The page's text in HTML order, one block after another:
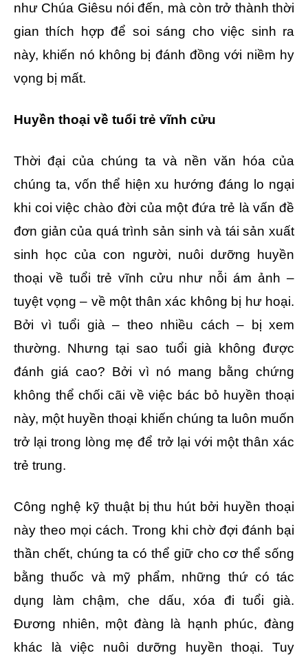
như Chúa Giêsu nói đến, mà còn trở thành thời
gian thích hợp để soi sáng cho việc sinh ra
này, khiến nó không bị đánh đồng với niềm hy
vọng bị mất.
Huyền thoại về tuổi trẻ vĩnh cửu
Thời đại của chúng ta và nền văn hóa của
chúng ta, vốn thể hiện xu hướng đáng lo ngại
khi coi việc chào đời của một đứa trẻ là vấn đề
đơn giản của quá trình sản sinh và tái sản xuất
sinh học của con người, nuôi dưỡng huyền
thoại về tuổi trẻ vĩnh cửu như nỗi ám ảnh –
tuyệt vọng – về một thân xác không bị hư hoại.
Bởi vì tuổi già – theo nhiều cách – bị xem
thường. Nhưng tại sao tuổi già không được
đánh giá cao? Bởi vì nó mang bằng chứng
không thể chối cãi về việc bác bỏ huyền thoại
này, một huyền thoại khiến chúng ta luôn muốn
trở lại trong lòng mẹ để trở lại với một thân xác
trẻ trung.
Công nghệ kỹ thuật bị thu hút bởi huyền thoại
này theo mọi cách. Trong khi chờ đợi đánh bại
thần chết, chúng ta có thể giữ cho cơ thể sống
bằng thuốc và mỹ phẩm, những thứ có tác
dụng làm chậm, che dấu, xóa đi tuổi già.
Đương nhiên, một đàng là hạnh phúc, đàng
khác là việc nuôi dưỡng huyền thoại. Tuy